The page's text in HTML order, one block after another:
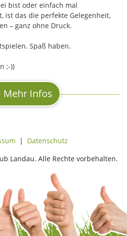
bist oder einfach mal
ist das die perfekte Gelegenheit,
– ganz ohne Druck.
Spaß haben.
;-))
Mehr Infos
| Datenschutz
Landau. Alle Rechte vorbehalten.